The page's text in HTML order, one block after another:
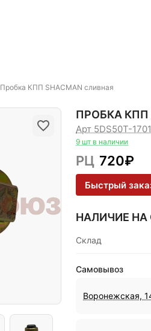
Пробка КПП SHACMAN сливная
ПРОБКА КПП
Арт 5DS50T-
9 шт в наличии
РЦ 720₽
Быстрый
НАЛИЧИЕ
Склад
Самовывоз
Воронежская,